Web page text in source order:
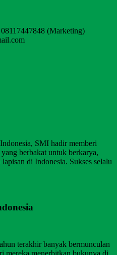
(Marketing)
SMI hadir memberi
berbakat untuk berkarya,
di Indonesia. Sukses selalu
terakhir banyak bermunculan